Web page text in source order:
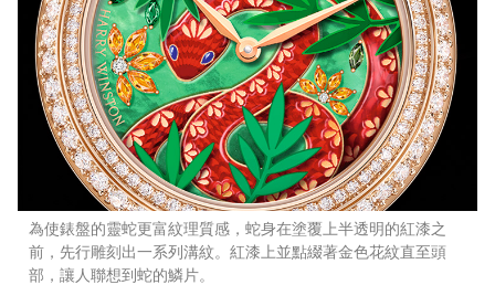
為使錶盤的靈蛇更富紋理質感，蛇身在塗覆上半透明的紅漆之
前，先行雕刻出一系列溝紋。紅漆上並點綴著金色花紋直至頭
部，讓人聯想到蛇的鱗片。